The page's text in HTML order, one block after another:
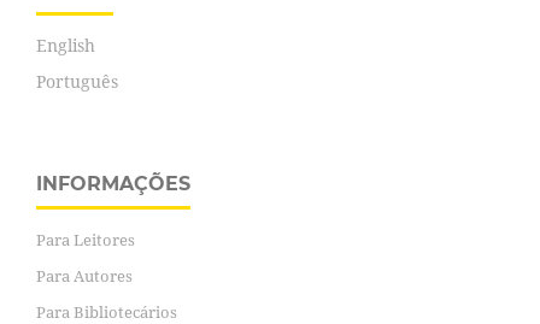
English
Português
INFORMAÇÕES
Para Leitores
Para Autores
Para Bibliotecários